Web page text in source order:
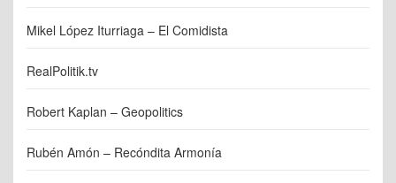
Mikel López Iturriaga – El Comidista
RealPolitik.tv
Robert Kaplan – Geopolitics
Rubén Amón – Recóndita Armonía